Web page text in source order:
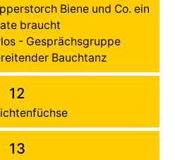
Biene und Co. ein
braucht
- Gesprächsgruppe
Bauchtanz
12
13